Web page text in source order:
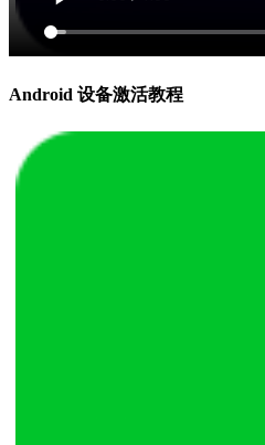
Android 设备激活教程